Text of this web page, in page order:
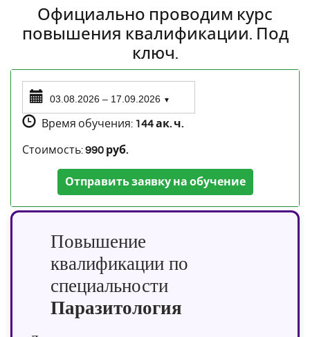
Официально проводим курс
повышения квалификации. Под
ключ.
03.08.2026 – 17.09.2026 ▼
Время обучения: 144 ак. ч.
Стоимость:990 руб.
Отправить заявку на обучение
Повышение
квалификации по
специальности
Паразитология